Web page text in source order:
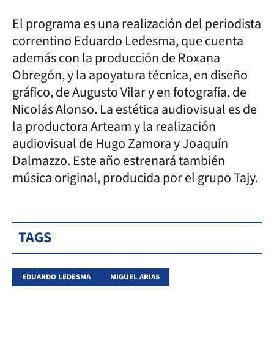
El programa es una realización del periodista
correntino Eduardo Ledesma, que cuenta
además con la producción de Roxana
Obregón, y la apoyatura técnica, en diseño
gráfico, de Augusto Vilar y en fotografía, de
Nicolás Alonso. La estética audiovisual es de
la productora Arteam y la realización
audiovisual de Hugo Zamora y Joaquín
Dalmazzo. Este año estrenará también
música original, producida por el grupo Tajy.
TAGS
EDUARDO LEDESMA MIGUEL ARIAS